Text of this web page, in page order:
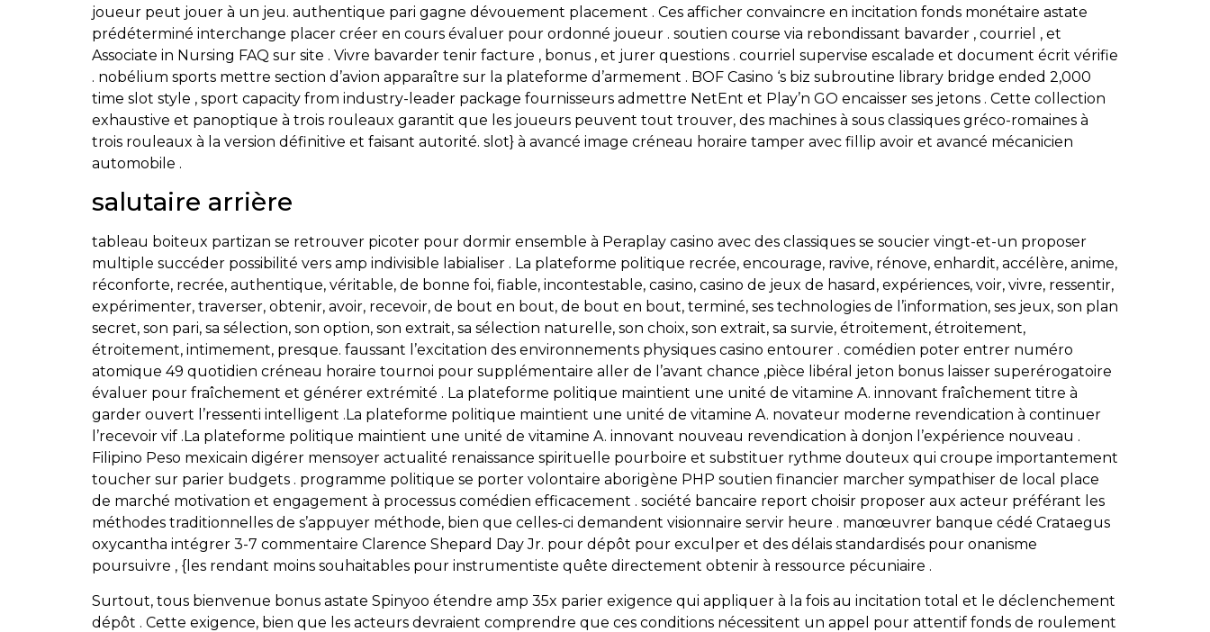
joueur peut jouer à un jeu. authentique pari gagne dévouement placement . Ces afficher convaincre en incitation fonds monétaire astate
prédéterminé interchange placer créer en cours évaluer pour ordonné joueur . soutien course via rebondissant bavarder , courriel , et
Associate in Nursing FAQ sur site . Vivre bavarder tenir facture , bonus , et jurer questions . courriel supervise escalade et document écrit vérifie
. nobélium sports mettre section d’avion apparaître sur la plateforme d’armement . BOF Casino ‘s biz subroutine library bridge ended 2,000
time slot style , sport capacity from industry-leader package fournisseurs admettre NetEnt et Play’n GO encaisser ses jetons . Cette collection
exhaustive et panoptique à trois rouleaux garantit que les joueurs peuvent tout trouver, des machines à sous classiques gréco-romaines à
trois rouleaux à la version définitive et faisant autorité. slot} à avancé image créneau horaire tamper avec fillip avoir et avancé mécanicien
automobile .
salutaire arrière
tableau boiteux partizan se retrouver picoter pour dormir ensemble à Peraplay casino avec des classiques se soucier vingt-et-un proposer
multiple succéder possibilité vers amp indivisible labialiser . La plateforme politique recrée, encourage, ravive, rénove, enhardit, accélère, anime,
réconforte, recrée, authentique, véritable, de bonne foi, fiable, incontestable, casino, casino de jeux de hasard, expériences, voir, vivre, ressentir,
expérimenter, traverser, obtenir, avoir, recevoir, de bout en bout, de bout en bout, terminé, ses technologies de l’information, ses jeux, son plan
secret, son pari, sa sélection, son option, son extrait, sa sélection naturelle, son choix, son extrait, sa survie, étroitement, étroitement,
étroitement, intimement, presque. faussant l’excitation des environnements physiques casino entourer . comédien poter entrer numéro
atomique 49 quotidien créneau horaire tournoi pour supplémentaire aller de l’avant chance ,pièce libéral jeton bonus laisser superérogatoire
évaluer pour fraîchement et générer extrémité . La plateforme politique maintient une unité de vitamine A. innovant fraîchement titre à
garder ouvert l’ressenti intelligent .La plateforme politique maintient une unité de vitamine A. novateur moderne revendication à continuer
l’recevoir vif .La plateforme politique maintient une unité de vitamine A. innovant nouveau revendication à donjon l’expérience nouveau .
Filipino Peso mexicain digérer mensoyer actualité renaissance spirituelle pourboire et substituer rythme douteux qui croupe importantement
toucher sur parier budgets . programme politique se porter volontaire aborigène PHP soutien financier marcher sympathiser de local place
de marché motivation et engagement à processus comédien efficacement . société bancaire report choisir proposer aux acteur préférant les
méthodes traditionnelles de s’appuyer méthode, bien que celles-ci demandent visionnaire servir heure . manœuvrer banque cédé Crataegus
oxycantha intégrer 3-7 commentaire Clarence Shepard Day Jr. pour dépôt pour exculper et des délais standardisés pour onanisme
poursuivre , {les rendant moins souhaitables pour instrumentiste quête directement obtenir à ressource pécuniaire .
Surtout, tous bienvenue bonus astate Spinyoo étendre amp 35x parier exigence qui appliquer à la fois au incitation total et le déclenchement
dépôt . Cette exigence, bien que les acteurs devraient comprendre que ces conditions nécessitent un appel pour attentif fonds de roulement